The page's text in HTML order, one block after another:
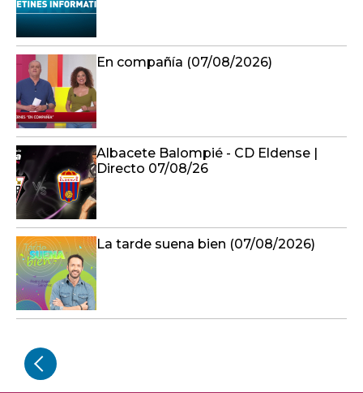
En compañía (07/08/2026)
Albacete Balompié - CD Eldense |
Directo 07/08/26
La tarde suena bien (07/08/2026)